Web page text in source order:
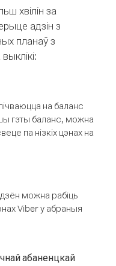
хвілін за
адзін з
планаў з
на баланс
гэты баланс, можна
па нізкіх цэнах на
можна рабіць
Viber у абраныя
абаненцкай